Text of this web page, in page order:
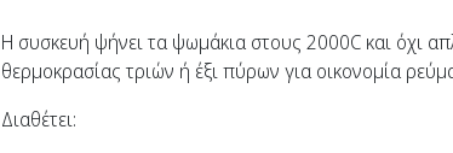
Η συσκευή ψήνει τα ψωμάκια στους 2000C και όχι
θερμοκρασίας τριών ή έξι πύρων για οικονομία
Διαθέτει: